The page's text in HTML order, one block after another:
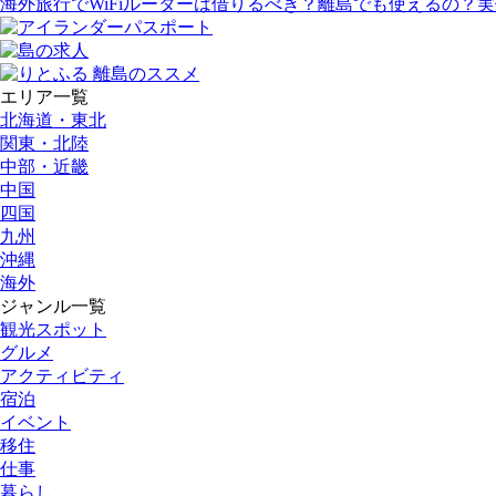
海外旅行でWiFiルーターは借りるべき？離島でも使えるの？実
エリア一覧
北海道・東北
関東・北陸
中部・近畿
中国
四国
九州
沖縄
海外
ジャンル一覧
観光スポット
グルメ
アクティビティ
宿泊
イベント
移住
仕事
暮らし